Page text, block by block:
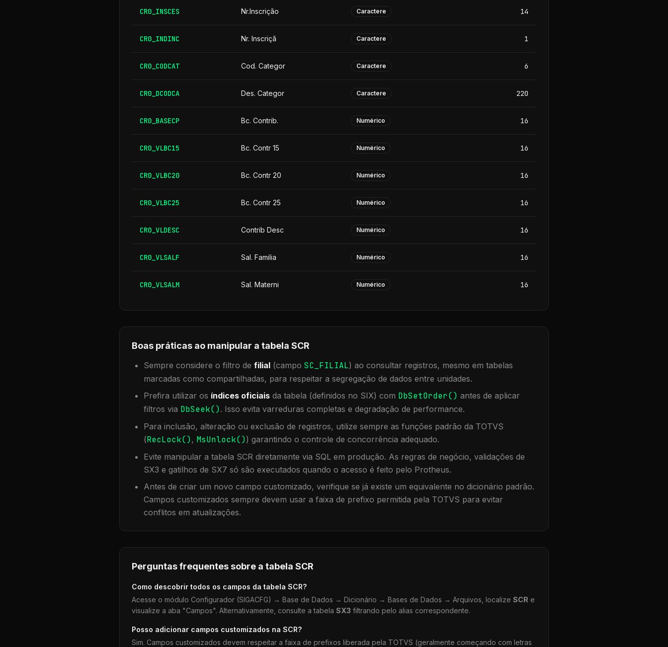
CR0_INSCES Nr.Inscrição Caractere 14
CR0_INDINC Nr. Inscriçã Caractere 1
CR0_CODCAT Cod. Categor Caractere 6
CR0_DCODCA Des. Categor Caractere 220
CR0_BASECP Bc. Contrib. Numérico 16
CR0_VLBC15 Bc. Contr 15 Numérico 16
CR0_VLBC20 Bc. Contr 20 Numérico 16
CR0_VLBC25 Bc. Contr 25 Numérico 16
CR0_VLDESC Contrib Desc Numérico 16
CR0_VLSALF Sal. Familia Numérico 16
CR0_VLSALM Sal. Materni Numérico 16
Boas práticas ao manipular a tabela SCR
Sempre considere o filtro de filial (campo SC_FILIAL) ao consultar registros, mesmo em tabelas
marcadas como compartilhadas, para respeitar a segregação de dados entre unidades.
Prefira utilizar os índices oficiais da tabela (definidos no SIX) com DbSetOrder() antes de aplicar
filtros via DbSeek(). Isso evita varreduras completas e degradação de performance.
Para inclusão, alteração ou exclusão de registros, utilize sempre as funções padrão da TOTVS
(RecLock(), MsUnlock()) garantindo o controle de concorrência adequado.
Evite manipular a tabela SCR diretamente via SQL em produção. As regras de negócio, validações de
SX3 e gatilhos de SX7 só são executados quando o acesso é feito pelo Protheus.
Antes de criar um novo campo customizado, verifique se já existe um equivalente no dicionário padrão.
Campos customizados sempre devem usar a faixa de prefixo permitida pela TOTVS para evitar
conflitos em atualizações.
Perguntas frequentes sobre a tabela SCR
Como descobrir todos os campos da tabela SCR?
Acesse o módulo Configurador (SIGACFG) → Base de Dados → Dicionário → Bases de Dados → Arquivos, localize SCR e
visualize a aba "Campos". Alternativamente, consulte a tabela SX3 filtrando pelo alias correspondente.
Posso adicionar campos customizados na SCR?
Sim. Campos customizados devem respeitar a faixa de prefixos liberada pela TOTVS (geralmente começando com letras